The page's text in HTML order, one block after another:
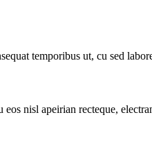
temporibus ut, cu sed
nisl apeirian recteque,